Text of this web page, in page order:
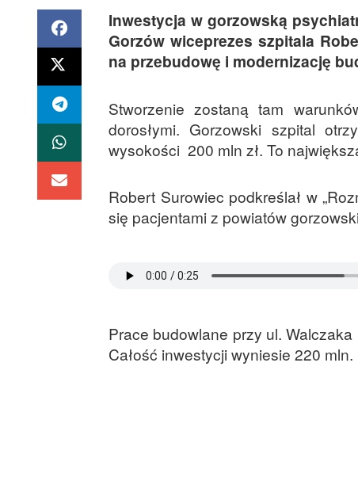
Inwestycja w gorzowską
Gorzów wiceprezes szpitala
na przebudowę i modernizację
Stworzenie zostaną tam
dorosłymi. Gorzowski szpital
wysokości 200 mln zł. To
Robert Surowiec podkreślał w
się pacjentami z powiatów
Prace budowlane przy ul.
Całość inwestycji wyniesie 220 mln.